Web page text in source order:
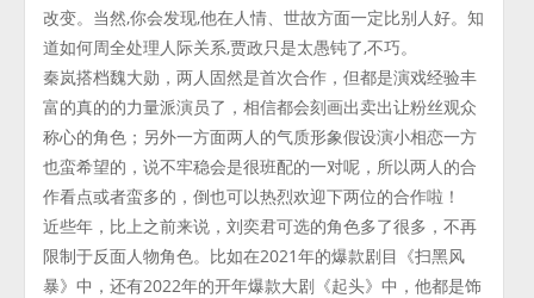
改变。当然,你会发现,他在人情、世故方面一定比别人好。知
道如何周全处理人际关系,贾政只是太愚钝了,不巧。
秦岚搭档魏大勋，两人固然是首次合作，但都是演戏经验丰
富的真的的力量派演员了，相信都会刻画出卖出让粉丝观众
称心的角色；另外一方面两人的气质形象假设演小相恋一方
也蛮希望的，说不牢稳会是很班配的一对呢，所以两人的合
作看点或者蛮多的，倒也可以热烈欢迎下两位的合作啦！
近些年，比上之前来说，刘奕君可选的角色多了很多，不再
限制于反面人物角色。比如在2021年的爆款剧目《扫黑风
暴》中，还有2022年的开年爆款大剧《起头》中，他都是饰